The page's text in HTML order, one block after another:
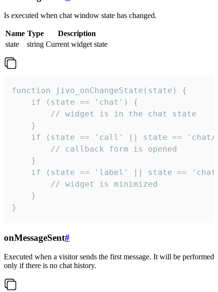
Is executed when chat window state has changed.
Name Type
Description
state
string Current widget state
function jivo_onChangeState(state) {
    if (state == 'chat') {
        // widget is in the chat state
    }
if (state == 'call' || state ==
        // callback form is opened
    }
if (state == 'label' || state ==
        // widget is minimized
    }
}
onMessageSent#
Executed when a visitor sends the first message. It will be performed
only if there is no chat history.